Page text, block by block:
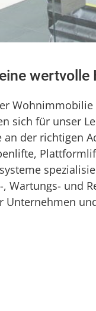
sich für unser
an der richtigen
Wartungs- und